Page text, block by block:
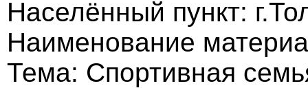
Населённый пункт:
Наименование
Тема: Спортивная